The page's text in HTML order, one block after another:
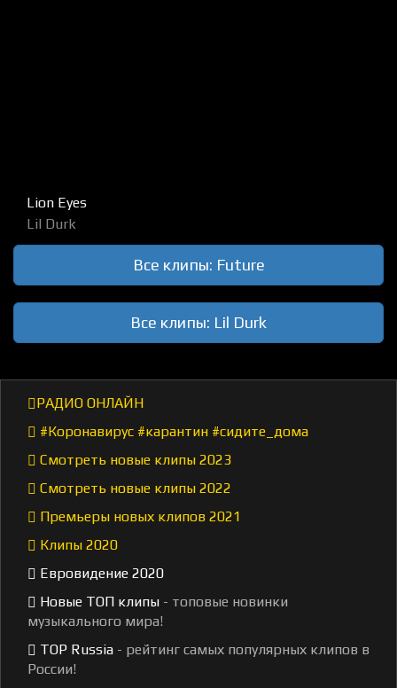
Lion Eyes
Lil Durk
Все клипы: Future
Все клипы: Lil Durk
РАДИО ОНЛАЙН
#Коронавирус #карантин #сидите_дома
Смотреть новые клипы 2023
Смотреть новые клипы 2022
Премьеры новых клипов 2021
Клипы 2020
Евровидение 2020
Новые ТОП клипы - топовые новинки
музыкального мира!
TOP Russia - рейтинг самых популярных клипов в
России!